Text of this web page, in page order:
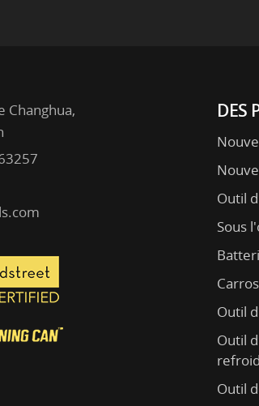
DES
Outil
Sous
Outil
Outil
Outil
Changhua,